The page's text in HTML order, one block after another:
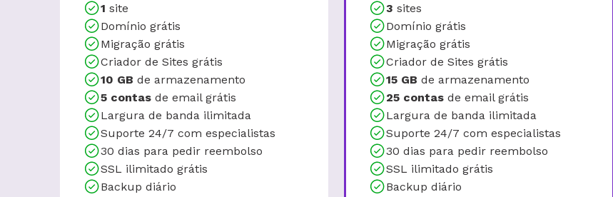
1 site
Domínio grátis
Migração grátis
Criador de Sites grátis
10 GB de armazenamento
5 contas de email grátis
Largura de banda ilimitada
Suporte 24/7 com especialistas
30 dias para pedir reembolso
SSL ilimitado grátis
Backup diário
3 sites
Domínio grátis
Migração grátis
Criador de Sites grátis
15 GB de armazenamento
25 contas de email grátis
Largura de banda ilimitada
Suporte 24/7 com especialistas
30 dias para pedir reembolso
SSL ilimitado grátis
Backup diário